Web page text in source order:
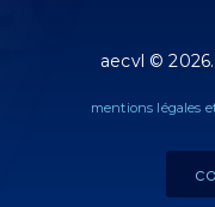
aecvl ©
mentions légales